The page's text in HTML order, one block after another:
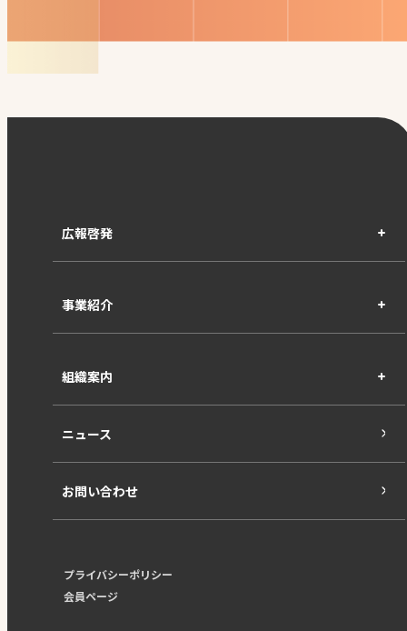
広報啓発
事業紹介
組織案内
ニュース
お問い合わせ
プライバシーポリシー
会員ページ